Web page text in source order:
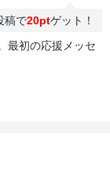
稿で20ptゲット！
最初の応援メッセ